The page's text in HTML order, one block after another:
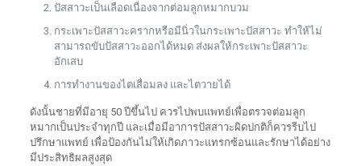
ปัสสาวะเป็นเลือดเนื่องจากต่อมลูกหมากบวม
กระเพาะปัสสาวะครากหรือมีนิ่วในกระเพาะปัสสาวะ ทำให้ไม่
สามารถขับปัสสาวะออกได้หมด ส่งผลให้กระเพาะปัสสาวะ
อักเสบ
การทำงานของไตเสื่อมลง และไตวายได้
ดังนั้นชายที่มีอายุ 50 ปีขึ้นไป ควรไปพบแพทย์เพื่อตรวจต่อมลูก
หมากเป็นประจำทุกปี และเมื่อมีอาการปัสสาวะผิดปกติก็ควรรีบไป
ปรึกษาแพทย์ เพื่อป้องกันไม่ให้เกิดภาวะแทรกซ้อนและรักษาได้อย่าง
มีประสิทธิผลสูงสุด